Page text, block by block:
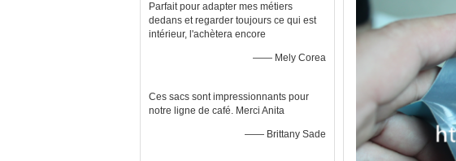
Parfait pour adapter mes métiers
dedans et regarder toujours ce qui est
intérieur, l'achètera encore
—— Mely Corea
Ces sacs sont impressionnants pour
notre ligne de café. Merci Anita
—— Brittany Sade